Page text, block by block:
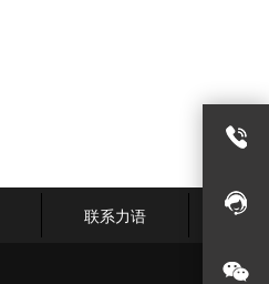
联系力语